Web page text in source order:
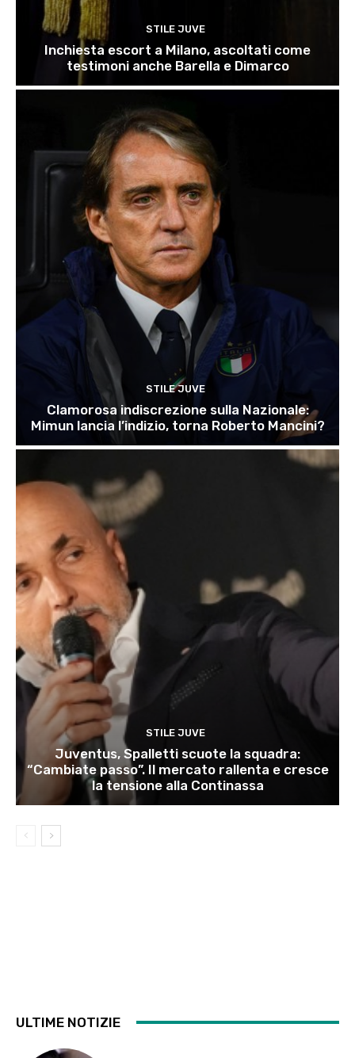
STILE JUVE
Inchiesta escort a Milano, ascoltati come
testimoni anche Barella e Dimarco
STILE JUVE
Clamorosa indiscrezione sulla Nazionale:
Mimun lancia l’indizio, torna Roberto Mancini?
STILE JUVE
Juventus, Spalletti scuote la squadra:
“Cambiate passo”. Il mercato rallenta e cresce
la tensione alla Continassa
ULTIME NOTIZIE